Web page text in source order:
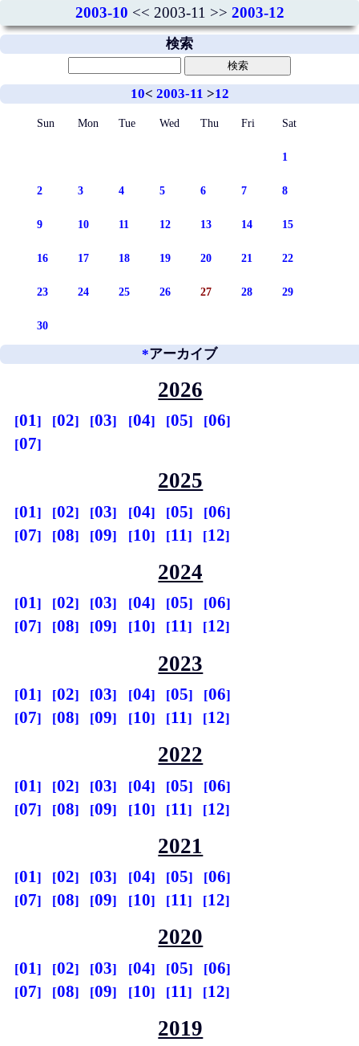
2003-10 << 2003-11 >> 2003-12
検索
10< 2003-11 >12
Sun Mon Tue Wed Thu Fri Sat
1
2 3 4 5 6 7 8
9 10 11 12 13 14 15
16 17 18 19 20 21 22
23 24 25 26 27 28 29
30
*アーカイブ
2026
01 02 03 04 05
06
07
2025
01 02 03 04 05
06
07
08 09 10 11 12
2024
01 02 03 04 05
06
07
08 09 10 11 12
2023
01 02 03 04 05
06
07
08 09 10 11 12
2022
01 02 03 04 05
06
07
08 09 10 11 12
2021
01 02 03 04 05
06
07
08 09 10 11 12
2020
01 02 03 04 05
06
07
08 09 10 11 12
2019